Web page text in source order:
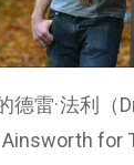
德雷·法利（
for